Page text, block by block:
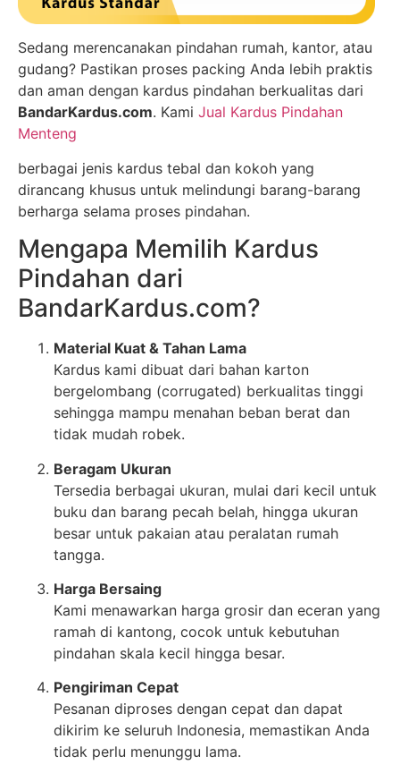
Sedang merencanakan pindahan rumah, kantor, atau
gudang? Pastikan proses packing Anda lebih praktis
dan aman dengan kardus pindahan berkualitas dari
BandarKardus.com. Kami Jual Kardus Pindahan
Menteng
berbagai jenis kardus tebal dan kokoh yang
dirancang khusus untuk melindungi barang-barang
berharga selama proses pindahan.
Mengapa Memilih Kardus
Pindahan dari
BandarKardus.com?
Material Kuat & Tahan Lama
Kardus kami dibuat dari bahan karton
bergelombang (corrugated) berkualitas tinggi
sehingga mampu menahan beban berat dan
tidak mudah robek.
Beragam Ukuran
Tersedia berbagai ukuran, mulai dari kecil untuk
buku dan barang pecah belah, hingga ukuran
besar untuk pakaian atau peralatan rumah
tangga.
Harga Bersaing
Kami menawarkan harga grosir dan eceran yang
ramah di kantong, cocok untuk kebutuhan
pindahan skala kecil hingga besar.
Pengiriman Cepat
Pesanan diproses dengan cepat dan dapat
dikirim ke seluruh Indonesia, memastikan Anda
tidak perlu menunggu lama.